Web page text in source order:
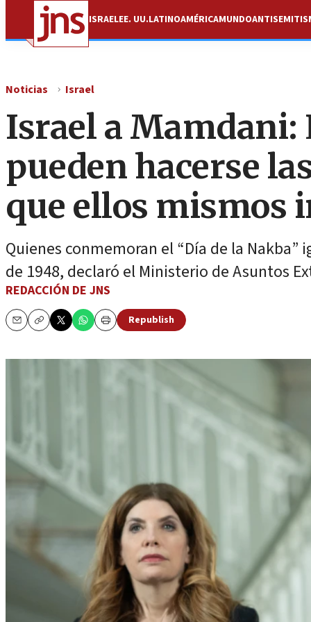
ISRAELEE. UU.LATINOAMÉRICAMUNDO
Noticias Israel
Israel a Mamdani:
pueden hacerse
que ellos mismos
Quienes conmemoran el “Día de la
de 1948, declaró el Ministerio de Asuntos
REDACCIÓN DE JNS
EmailCopy Print
Republish